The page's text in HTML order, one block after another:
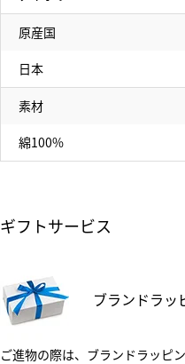
原産国
日本
素材
綿100%
ギフトサービス
ブランドラッ
ご進物の際は、ブランドラッピ